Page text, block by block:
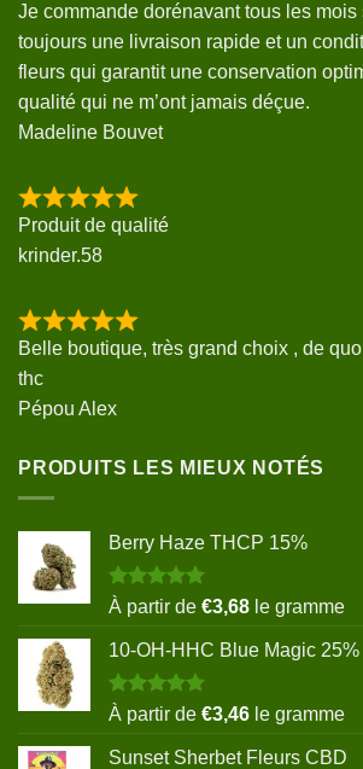
Je commande dorénavant tous les
toujours une livraison rapide et un
fleurs qui garantit une conservation
qualité qui ne m’ont jamais déçue.
Madeline Bouvet
Produit de qualité
krinder.58
Belle boutique, très grand choix , de
thc
Pépou Alex
PRODUITS LES MIEUX NOTÉS
Berry Haze THCP 15%
Note5.00
sur 5
À partir de €3,68 le gramme
10-OH-HHC Blue Magic 25%
Note5.00
sur 5
À partir de €3,46 le gramme
Sunset Sherbet Fleurs CBD